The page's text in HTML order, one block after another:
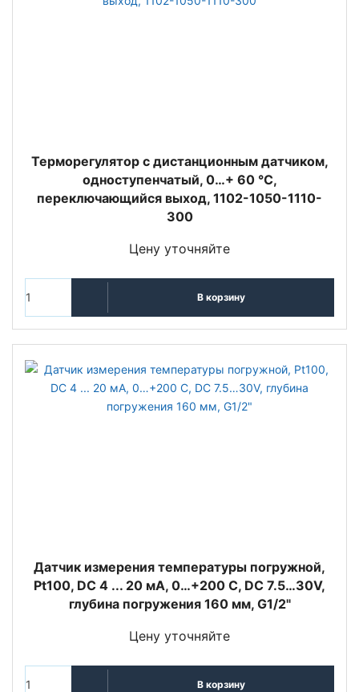
Терморегулятор с дистанционным датчиком,
одноступенчатый, 0…+ 60 °C,
переключающийся выход, 1102-1050-1110-
300
Цену уточняйте
В корзину
Датчик измерения температуры погружной,
Pt100, DC 4 ... 20 мА, 0…+200 С, DC 7.5…30V,
глубина погружения 160 мм, G1/2"
Цену уточняйте
В корзину